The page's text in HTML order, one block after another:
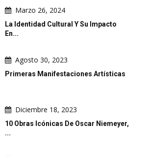
Marzo 26, 2024
La Identidad Cultural Y Su Impacto
En...
Agosto 30, 2023
Primeras Manifestaciones Artísticas
Diciembre 18, 2023
10 Obras Icónicas De Oscar Niemeyer,
...